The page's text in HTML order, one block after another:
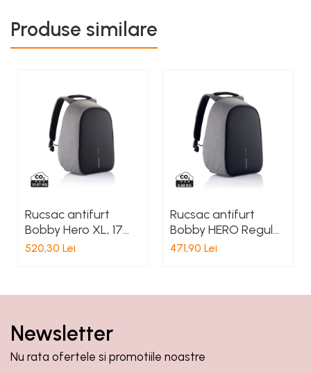
Produse similare
Rucsac antifurt
Bobby Hero XL, 17
inch
520,30 Lei
Rucsac antifurt
Bobby HERO Regular
15.6 inch
471,90 Lei
Newsletter
Nu rata ofertele si promotiile noastre